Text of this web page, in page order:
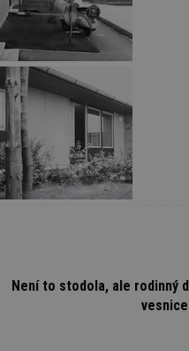
Není to stodola, ale rodinný